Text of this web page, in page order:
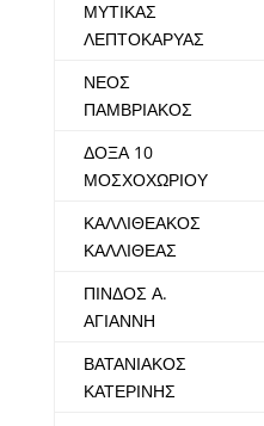
ΜΥΤΙΚΑΣ
ΛΕΠΤΟΚΑΡΥΑΣ
ΝΕΟΣ
ΠΑΜΒΡΙΑΚΟΣ
ΔΟΞΑ 10
ΜΟΣΧΟΧΩΡΙΟΥ
ΚΑΛΛΙΘΕΑΚΟΣ
ΚΑΛΛΙΘΕΑΣ
ΠΙΝΔΟΣ Α.
ΑΓΙΑΝΝΗ
ΒΑΤΑΝΙΑΚΟΣ
ΚΑΤΕΡΙΝΗΣ